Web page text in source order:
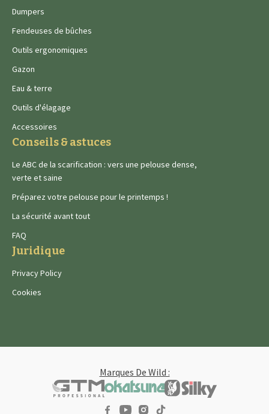
Dumpers
Fendeuses de bûches
Outils ergonomiques
Gazon
Eau & terre
Outils d'élagage
Accessoires
Conseils & astuces
Le ABC de la scarification : vers une pelouse dense,
verte et saine
Préparez votre pelouse pour le printemps !
La sécurité avant tout
FAQ
Juridique
Privacy Policy
Cookies
Marques De Wild :